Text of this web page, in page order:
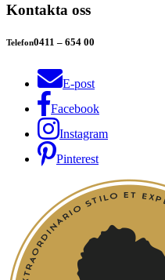
Kontakta oss
Telefon0411 – 654 00
E-post
Facebook
Instagram
Pinterest